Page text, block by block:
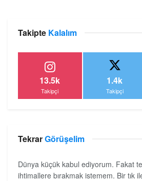
Takipte Kalalım
13.5k
Takipçi
1.4k
Takipçi
TekrarGörüşelim
Dünya küçük kabul ediyorum. Fakat
ihtimallere bırakmak istemem. Bir tık